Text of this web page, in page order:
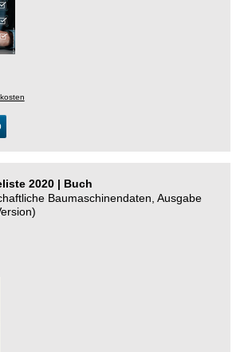
2020 | Buch
Baumaschinendaten, Ausgabe